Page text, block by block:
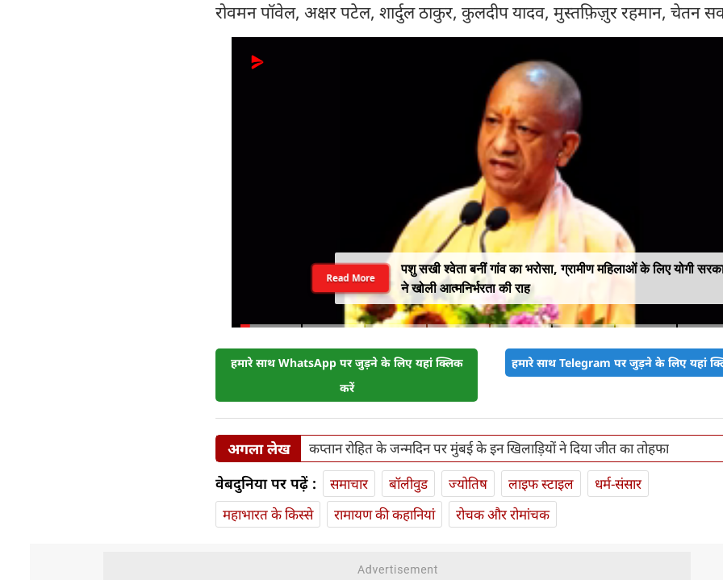
रोवमन पॉवेल, अक्षर पटेल, शार्दुल ठाकुर, कुलदीप यादव, मुस्तफ़िज़ुर रहमान, चेतन
पशु सखी श्वेता बनीं गांव का भरोसा, ग्रामीण महिलाओं के लिए योगी
ने खोली आत्मनिर्भरता की राह
Read More
हमारे साथ WhatsApp पर जुड़ने के लिए यहां क्लिक
करें
हमारे साथ Telegram पर जुड़ने के लिए यहां
अगला लेख कप्तान रोहित के जन्मदिन पर मुंबई के इन खिलाड़ियों ने दिया जीत का तोहफा
वेबदुनिया पर पढ़ें : समाचार बॉलीवुड ज्योतिष लाइफ स्‍टाइल
धर्म-संसार
महाभारत के किस्से
रामायण की कहानियां रोचक और रोमांचक